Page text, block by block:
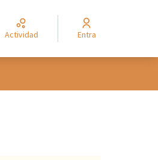
Actividad Entra